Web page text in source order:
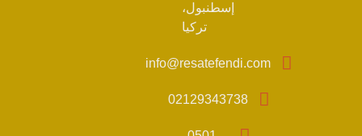
إسطنبول،
تركيا
info@resatefendi.com
02129343738